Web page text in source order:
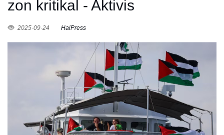
zon kritikal - Aktivis
2025-09-24 HaiPress